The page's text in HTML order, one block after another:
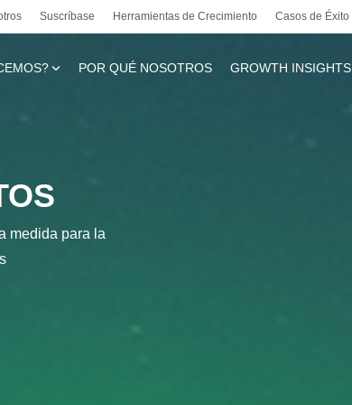
Suscríbase Herramientas de Crecimiento Casos de Éxito
POR QUÉ NOSOTROS GROWTH INSIGHTS
medida para la